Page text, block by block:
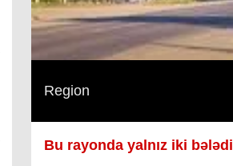
Region
Bu rayonda yalnız iki